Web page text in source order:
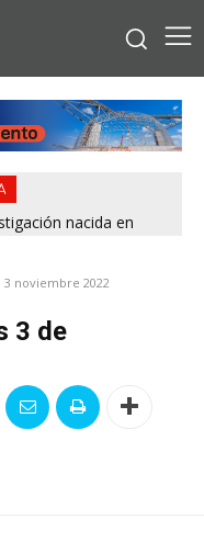
nacida en
3 noviembre 2022
3 de